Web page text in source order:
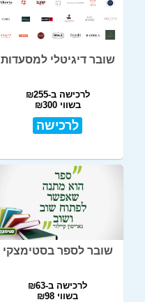
שובר דיגיטלי למסעדות
לרכישה ב-₪255
בשווי ₪300
לרכישה
שובר לספר בסטימצקי
לרכישה ב-₪63
בשווי ₪98